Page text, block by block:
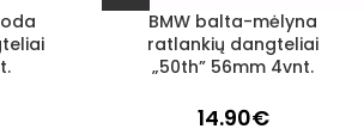
BMW balta-mėlyna
ratlankių dangteliai
„50th” 56mm 4vnt.
14.90€